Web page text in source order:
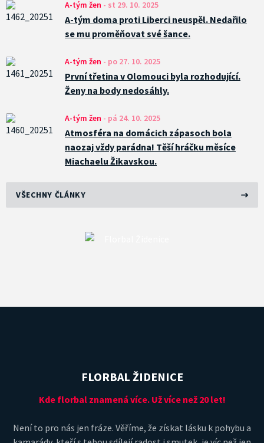
A-tým žen - st 29. 10. 2025
A-tým doma proti Liberci neuspěl. Nedařilo
se mu proměňovat své šance.
A-tým žen - po 27. 10. 2025
První třetina v Olomouci byla rozhodující.
Ženy na body nedosáhly.
A-tým žen - pá 24. 10. 2025
Atmosféra na domácich zápasoch bola
naozaj vždy parádna! Těší hráčku měsíce
Miachaelu Žikavskou.
VŠECHNY ČLÁNKY
FLORBAL ŽIDENICE
Kde florbal znamená více. Už více než 20 let!
Není to pro nás jen fráze. Věříme, že získat lásku k pohybu a